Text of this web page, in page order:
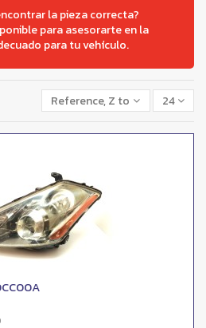
la pieza correcta?
para asesorarte en la
para tu vehículo.
Reference, Z to A 24